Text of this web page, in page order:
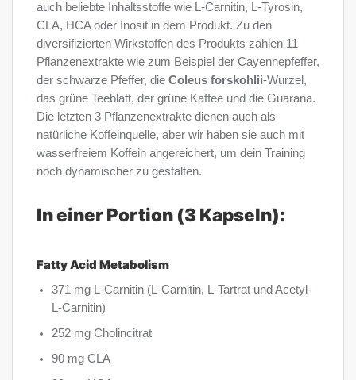
auch beliebte Inhaltsstoffe wie L-Carnitin, L-Tyrosin,
CLA, HCA oder Inosit in dem Produkt. Zu den
diversifizierten Wirkstoffen des Produkts zählen 11
Pflanzenextrakte wie zum Beispiel der Cayennepfeffer,
der schwarze Pfeffer, die Coleus forskohlii-Wurzel,
das grüne Teeblatt, der grüne Kaffee und die Guarana.
Die letzten 3 Pflanzenextrakte dienen auch als
natürliche Koffeinquelle, aber wir haben sie auch mit
wasserfreiem Koffein angereichert, um dein Training
noch dynamischer zu gestalten.
In einer Portion (3 Kapseln):
Fatty Acid Metabolism
371 mg L-Carnitin (L-Carnitin, L-Tartrat und Acetyl-
L-Carnitin)
252 mg Cholincitrat
90 mg CLA